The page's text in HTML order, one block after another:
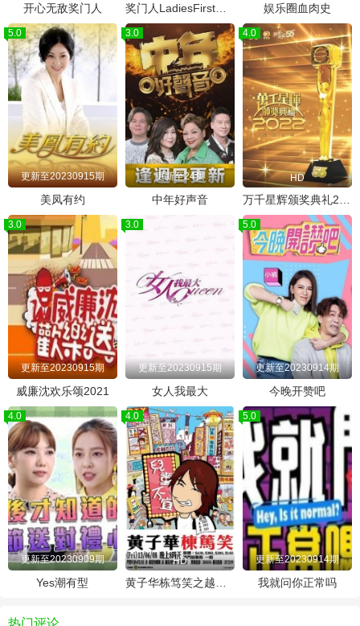
开心无敌奖门人 奖门人LadiesFirst感谢篇 娱乐圈血肉史
5.0
更新至20230915期
美凤有约
3.0
更新至24集
中年好声音
4.0
HD
3.0
更新至20230915期
威廉沈欢乐颂2021
3.0
更新至20230915期
女人我最大
5.0
更新至20230914期
今晚开赞吧
4.0
更新至20230909期
Yes潮有型
4.0
HD
5.0
更新至20230914期
我就问你正常吗
热门评论